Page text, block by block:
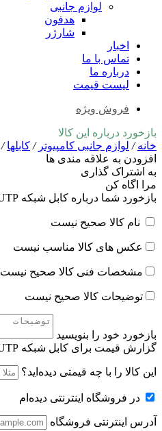
لوازم جانبی
هدفون
شارژر
اخبار
تماس با ما
درباره ما
لیست قیمت
فروش ویژه
بازخورد درباره این کالا
خانه/ لوازم جانبی کامپیوتر / کابلها/
افزودن به علاقه مندی ها
به اشتراک گذاری
مرا اگاه کن
بازخورد شما درباره کابل شبکه 10M PACHCORD CAT6 UTP
نام کالا صحیح نیست
عکس های کالا مناسب نیست
مشخصات فنی کالا صحیح نیست
توضیحات کالا صحیح نیست
بازخورد خود را بنویسید
گزارش قیمت برای کابل شبکه 10M PACHCORD CAT6 UTP
این کالا را با چه قیمتی دیده‌اید؟
در فروشگاه اینترنتی دیده‌ام
آدرس اینترنتی فروشگاه